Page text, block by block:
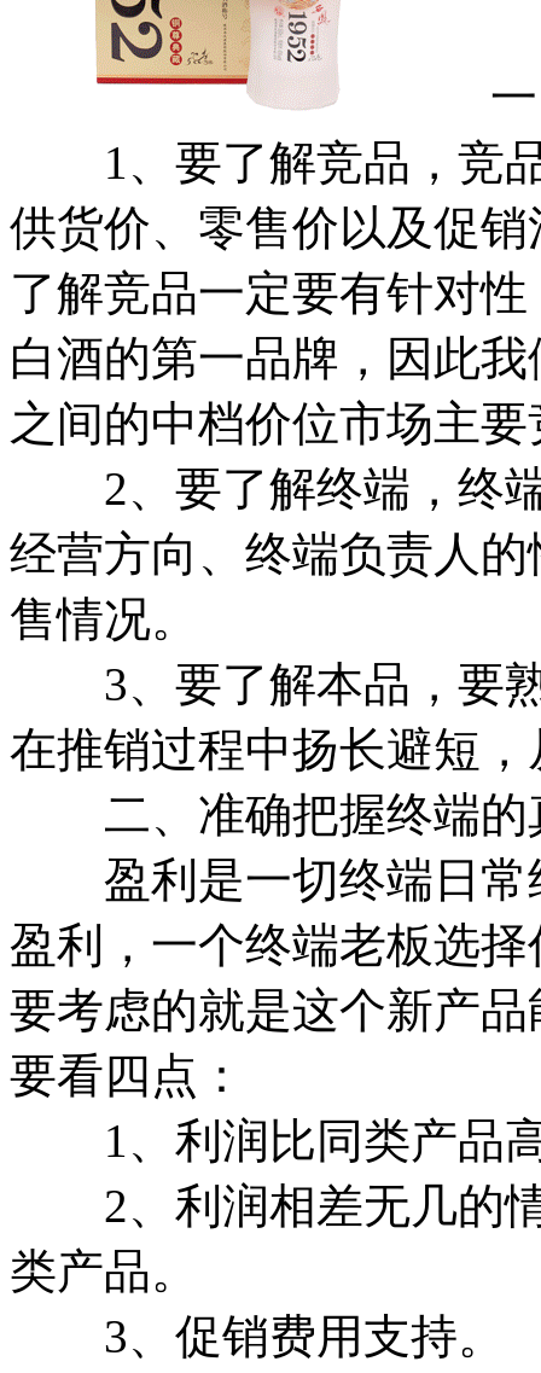
一、
1、要了解竞品，竞品
供货价、零售价以及促
了解竞品一定要有针对
白酒的第一品牌，因此
之间的中档价位市场主
2、要了解终端，终端
经营方向、终端负责人
售情况。
3、要了解本品，要熟
在推销过程中扬长避短
二、准确把握终端的
盈利是一切终端日常
盈利，一个终端老板选
要考虑的就是这个新产
要看四点：
1、利润比同类产品
2、利润相差无几的情
类产品。
3、促销费用支持。